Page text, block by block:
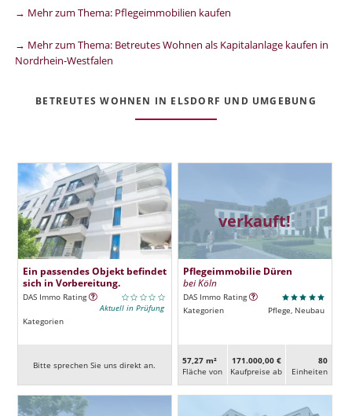
→ Mehr zum Thema: Pflegeimmobilien kaufen
→ Mehr zum Thema: Betreutes Wohnen als Kapitalanlage kaufen in
Nordrhein-Westfalen
BETREUTES WOHNEN IN ELSDORF UND UMGEBUNG
Ein passendes Objekt befindet
sich in Vorbereitung.
DAS Immo Rating
Aktuell in Prüfung
Kategorien
Bitte sprechen Sie uns direkt an.
verkauft!
Pflegeimmobilie Düren
bei Köln
DAS Immo Rating
Kategorien
Pflege, Neubau
57,27 m²
Fläche von
171.000,00 €
Kaufpreise ab
80
Ein­heiten